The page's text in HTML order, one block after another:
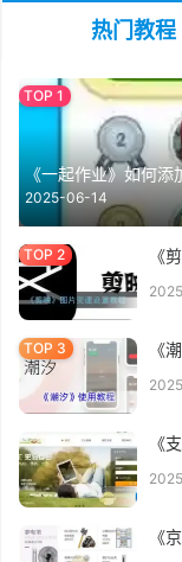
热门教程
《一起作业》如何
2025-06-14
《
《
《
《